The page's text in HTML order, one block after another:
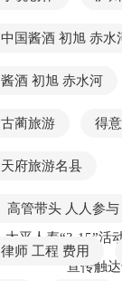
中国酱酒 初旭 赤水
酱酒 初旭 赤水河
古蔺旅游 得
天府旅游名县
高管带头 人人参
太平人寿“3·15”活
宣传触
律师 工程 费用